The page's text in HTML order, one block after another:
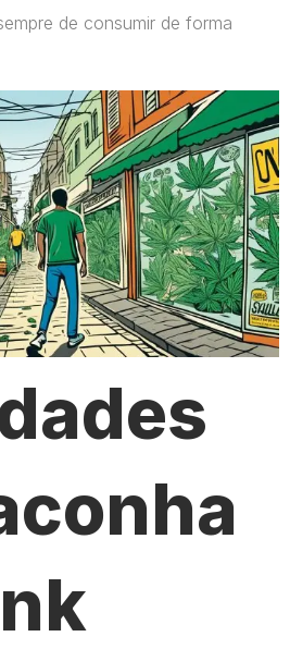
de consumir de forma